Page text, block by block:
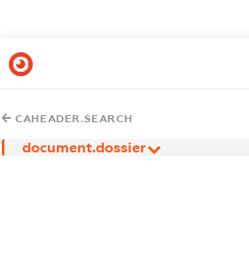
CAHEADER.SEARCH
document.dossier